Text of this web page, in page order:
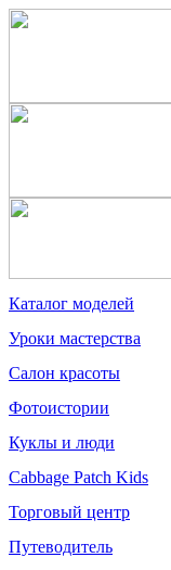
Каталог моделей
Уроки мастерства
Салон красоты
Фотоистории
Куклы и люди
Cabbage Patch Kids
Торговый центр
Путеводитель